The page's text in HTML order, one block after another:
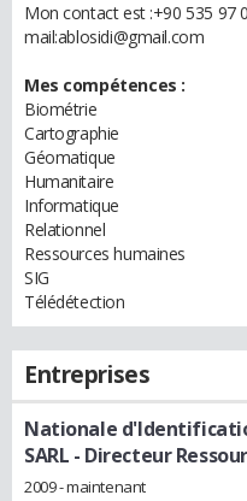
Mon contact est :+90 535 97
mail:ablosidi@gmail.com
Mes compétences :
Biométrie
Cartographie
Géomatique
Humanitaire
Informatique
Relationnel
Ressources humaines
SIG
Télédétection
Entreprises
Nationale
SARL - Directeur
2009 - maintenant